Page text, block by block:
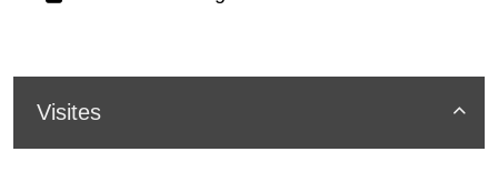

Visites